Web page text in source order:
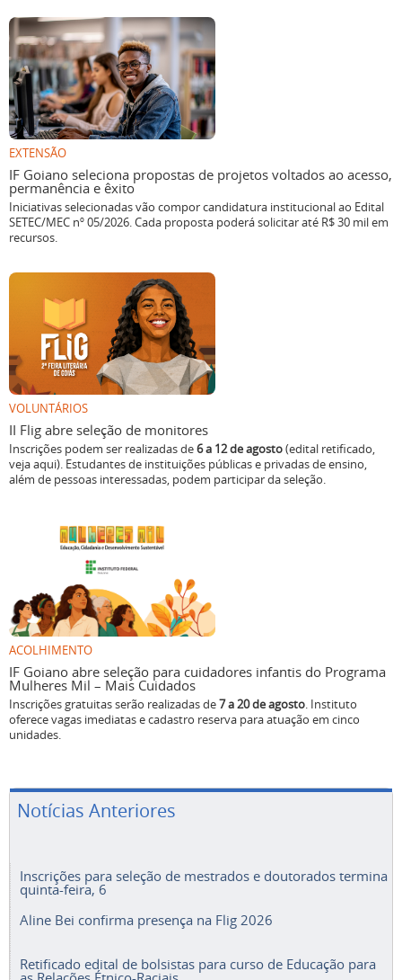
EXTENSÃO
IF Goiano seleciona propostas de projetos voltados ao acesso,
permanência e êxito
Iniciativas selecionadas vão compor candidatura institucional ao Edital
SETEC/MEC nº 05/2026. Cada proposta poderá solicitar até R$ 30 mil em
recursos.
VOLUNTÁRIOS
II Flig abre seleção de monitores
Inscrições podem ser realizadas de6 a 12 de agosto(edital retificado,
veja aqui). Estudantes de instituições públicas e privadas de ensino,
além de pessoas interessadas, podem participar da seleção.
ACOLHIMENTO
IF Goiano abre seleção para cuidadores infantis do Programa
Mulheres Mil – Mais Cuidados
Inscrições gratuitas serão realizadas de7 a 20 de agosto. Instituto
oferece vagas imediatas e cadastro reserva para atuação em cinco
unidades.
Notícias Anteriores
Inscrições para seleção de mestrados e doutorados termina
quinta-feira, 6
Aline Bei confirma presença na Flig 2026
Retificado edital de bolsistas para curso de Educação para